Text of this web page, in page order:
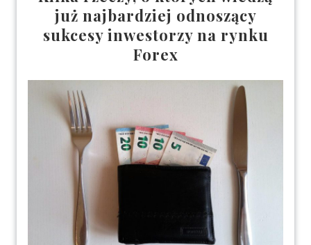
już najbardziej odnoszący
sukcesy inwestorzy na rynku
Forex